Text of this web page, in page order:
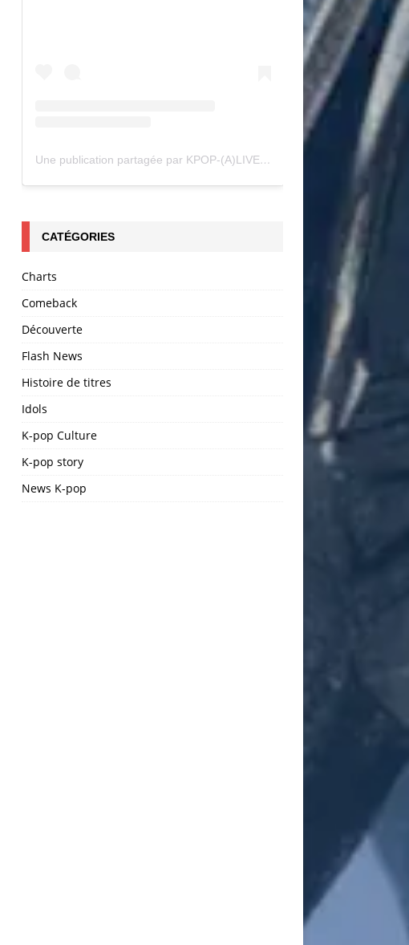
Une publication partagée par KPOP-(A)LIVE (@my_kpopalive)
CATÉGORIES
Charts
Comeback
Découverte
Flash News
Histoire de titres
Idols
K-pop Culture
K-pop story
News K-pop